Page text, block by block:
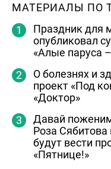
МАТЕРИАЛЫ ПО
Праздник для
опубликовал
«Алые паруса
О болезнях и
проект «Под
«Доктор»
Давай
Роза
будут вести
«Пятнице!»